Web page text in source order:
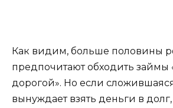
Как видим, больше половины
предпочитают обходить займы
дорогой». Но если
вынуждает взять деньги в долг,